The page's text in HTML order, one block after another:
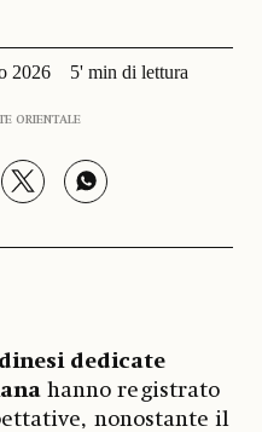
2026 5' min di lettura
ORIENTALE
dedicate
hanno registrato
nonostante il